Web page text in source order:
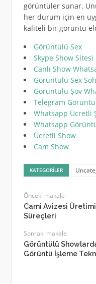
görüntüler sunar.
her durum için en
kaliteli bir görüntü
Görüntülü Sex
Skype Show Sitesi
Canlı Show
Görüntülü Sex
Görüntülü Şov
Telegram
Whatsapp Ücretli
Whatsapp
Ücretli Show
Cam Show
KATEGORILER
Önceki makale
Cami Avizesi
Süreçleri
Sonraki makale
Görüntülü
Görüntü İşleme